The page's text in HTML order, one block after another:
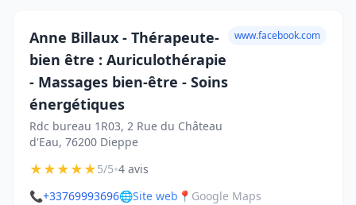
Anne Billaux - Thérapeute-
bien être : Auriculothérapie
- Massages bien-être - Soins
énergétiques
Rdc bureau 1R03, 2 Rue du Château
d'Eau, 76200 Dieppe
www.facebook.com
★★★★★5/5•4 avis
📞+33769993696🌐Site web 📍 Google Maps